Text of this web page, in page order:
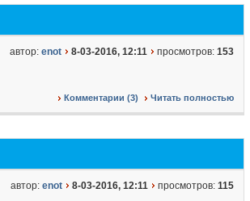
автор: enot 8-03-2016, 12:11 просмотров: 153
Комментарии (3) Читать полностью
автор: enot 8-03-2016, 12:11 просмотров: 115